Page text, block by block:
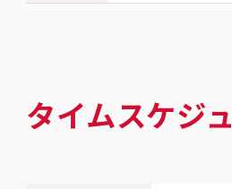
タイムスケジ